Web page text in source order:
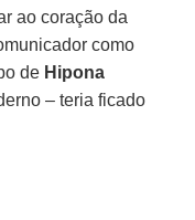
ao coração da
como
de Hipona
– teria ficado